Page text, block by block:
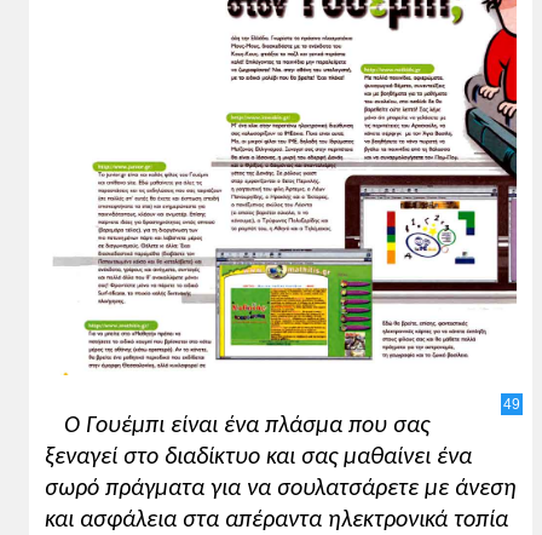
49
O Γουέμπι είναι ένα πλάσμα που σας
ξεναγεί στο διαδίκτυο και σας μαθαίνει ένα
σωρό πράγματα για να σουλατσάρετε με άνεση
και ασφάλεια στα απέραντα ηλεκτρονικά τοπία